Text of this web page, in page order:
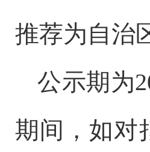
推荐为自治
公示期为
期间，如对